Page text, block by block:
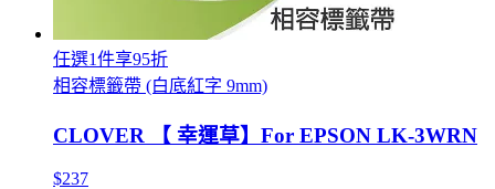
任選1件享95折
相容標籤帶 (白底紅字 9mm)
CLOVER 【 幸運草】For EPSON LK-3WRN
$237